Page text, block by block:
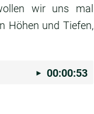
wir uns mal
Höhen und Tiefen,
00:00:53